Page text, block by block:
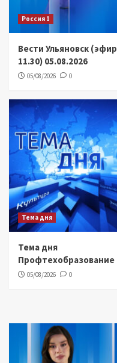
Россия 1
Вести Ульяновск (эфир
11.30) 05.08.2026
05/08/2026 0
Тема дня
Тема дня
Профтехобразование
05/08/2026 0